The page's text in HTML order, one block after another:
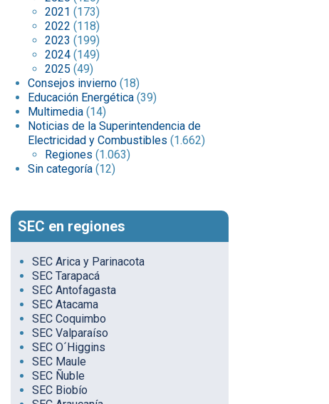
2021 (173)
2022 (118)
2023 (199)
2024 (149)
2025 (49)
Consejos invierno (18)
Educación Energética (39)
Multimedia (14)
Noticias de la Superintendencia de
Electricidad y Combustibles (1.662)
Regiones (1.063)
Sin categoría (12)
SEC en regiones
SEC Arica y Parinacota
SEC Tarapacá
SEC Antofagasta
SEC Atacama
SEC Coquimbo
SEC Valparaíso
SEC O´Higgins
SEC Maule
SEC Ñuble
SEC Biobío